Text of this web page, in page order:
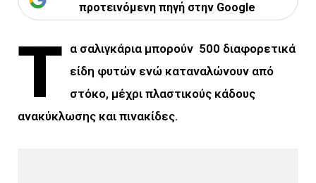
προτεινόμενη πηγή στην Google
Τ α σαλιγκάρια μπορούν 500 διαφορετικά
είδη φυτών ενώ καταναλώνουν από
στόκο, μέχρι πλαστικούς κάδους
ανακύκλωσης και πινακίδες.